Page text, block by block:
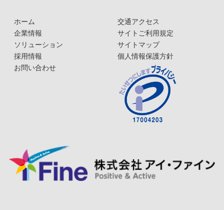
ホーム
企業情報
ソリューション
採用情報
お問い合わせ
交通アクセス
サイトご利用規定
サイトマップ
個人情報保護方針